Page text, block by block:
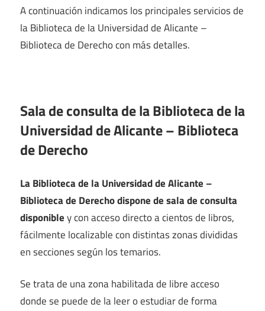
A continuación indicamos los principales servicios de
la Biblioteca de la Universidad de Alicante –
Biblioteca de Derecho con más detalles.
Sala de consulta de la Biblioteca de la
Universidad de Alicante – Biblioteca
de Derecho
La Biblioteca de la Universidad de Alicante –
Biblioteca de Derecho dispone de sala de consulta
disponibley con acceso directo a cientos de libros,
fácilmente localizable con distintas zonas divididas
en secciones según los temarios.
Se trata de una zona habilitada de libre acceso
donde se puede de la leer o estudiar de forma